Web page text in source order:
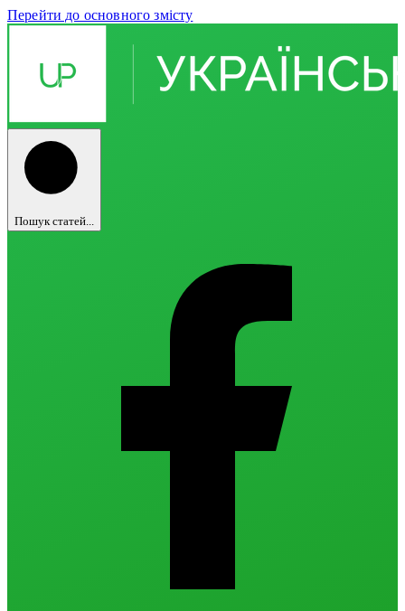
Перейти до основного змісту
Пошук статей...